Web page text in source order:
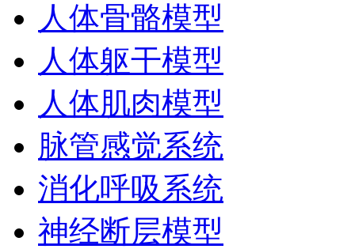
人体骨骼模型
人体躯干模型
人体肌肉模型
脉管感觉系统
消化呼吸系统
神经断层模型